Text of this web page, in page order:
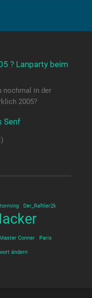
? Lanparty beim
nochmal in der
2005?
Senf
Der_Raftler2k
Master Conner Paris
ändern